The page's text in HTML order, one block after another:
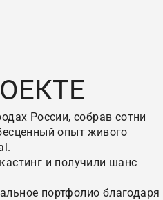
России, собрав сотни
опыт живого
и получили шанс
портфолио благодаря